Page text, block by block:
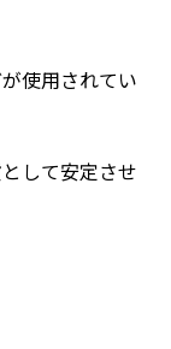
使用されてい
して安定させ